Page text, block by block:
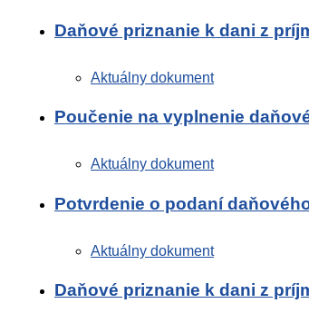
Daňové priznanie k dani z
Aktuálny dokument
Poučenie na vyplnenie
Aktuálny dokument
Potvrdenie o podaní
Aktuálny dokument
Daňové priznanie k dani z